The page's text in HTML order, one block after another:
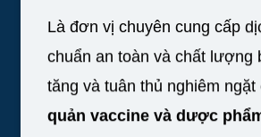
Là đơn vị chuyên cung cấp
chuẩn an toàn và chất lượng
tăng và tuân thủ nghiêm
quản vaccine và dược